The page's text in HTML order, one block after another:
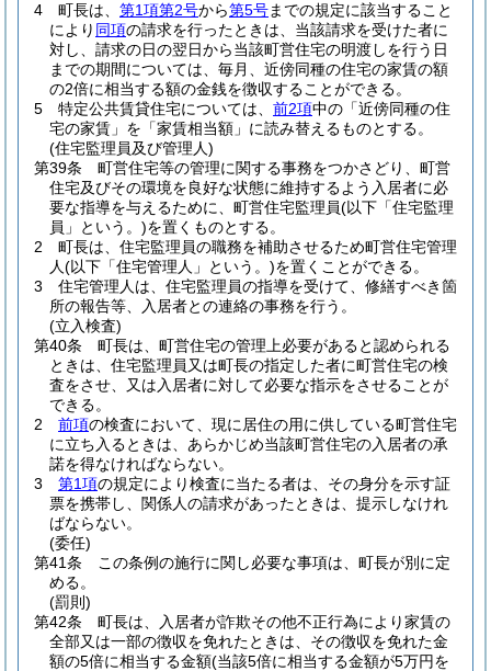
4
町長は、 第1項第2号から第5号までの規定に該当すること
により 同項の請求を行ったときは、当該請求を受けた者に
対し、請求の日の翌日から当該町営住宅の明渡しを行う日
までの期間については、毎月、近傍同種の住宅の家賃の額
の2倍に相当する額の金銭を徴収することができる。
5
特定公共賃貸住宅については、 前2項中の「近傍同種の住
宅の家賃」を「家賃相当額」に読み替えるものとする。
(住宅監理員及び管理人)
第39条
町営住宅等の管理に関する事務をつかさどり、町営
住宅及びその環境を良好な状態に維持するよう入居者に必
要な指導を与えるために、町営住宅監理員(以下「住宅監理
員」という。)を置くものとする。
2
町長は、住宅監理員の職務を補助させるため町営住宅管理
人(以下「住宅管理人」という。)を置くことができる。
3
住宅管理人は、住宅監理員の指導を受けて、修繕すべき箇
所の報告等、入居者との連絡の事務を行う。
(立入検査)
第40条
町長は、町営住宅の管理上必要があると認められる
ときは、住宅監理員又は町長の指定した者に町営住宅の検
査をさせ、又は入居者に対して必要な指示をさせることが
できる。
2
前項の検査において、現に居住の用に供している町営住宅
に立ち入るときは、あらかじめ当該町営住宅の入居者の承
諾を得なければならない。
3
第1項の規定により検査に当たる者は、その身分を示す証
票を携帯し、関係人の請求があったときは、提示しなけれ
ばならない。
(委任)
第41条
この条例の施行に関し必要な事項は、町長が別に定
める。
(罰則)
第42条
町長は、入居者が詐欺その他不正行為により家賃の
全部又は一部の徴収を免れたときは、その徴収を免れた金
額の5倍に相当する金額(当該5倍に相当する金額が5万円を